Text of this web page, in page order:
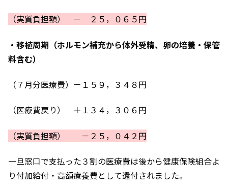
（実質負担額） － ２５，０６５円
・移植周期（ホルモン補充から体外受精、卵の培養・保管
料含む）
（７月分医療費）－１５９，３４８円
（医療費戻り） ＋１３４，３０６円
（実質負担額） －２５，０４２円
一旦窓口で支払った３割の医療費は後から健康保険組合よ
り付加給付・高額療養費として還付されました。